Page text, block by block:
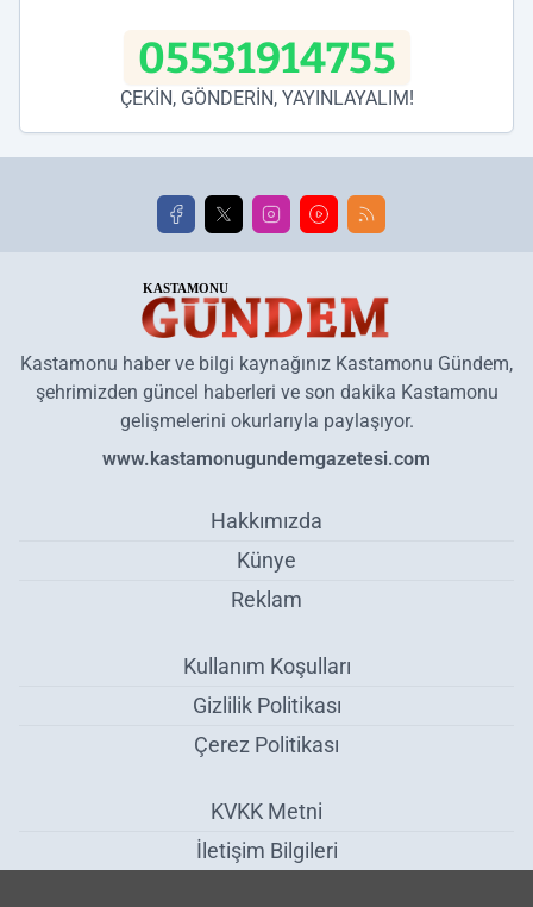
05531914755
ÇEKİN, GÖNDERİN, YAYINLAYALIM!
Kastamonu haber ve bilgi kaynağınız Kastamonu Gündem,
şehrimizden güncel haberleri ve son dakika Kastamonu
gelişmelerini okurlarıyla paylaşıyor.
www.kastamonugundemgazetesi.com
Hakkımızda
Künye
Reklam
Kullanım Koşulları
Gizlilik Politikası
Çerez Politikası
KVKK Metni
İletişim Bilgileri